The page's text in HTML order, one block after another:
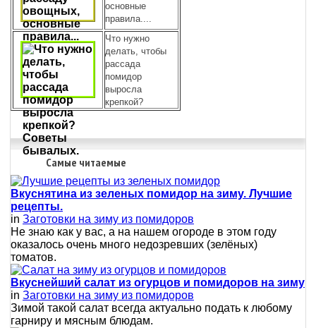
основные
правила....
Что нужно
делать, чтобы
рассада
помидор
выросла
крепкой?
Самые читаемые
Вкуснятина из зеленых помидор на зиму. Лучшие
рецепты.
in Заготовки на зиму из помидоров
Не знаю как у вас, а на нашем огороде в этом году
оказалось очень много недозревших (зелёных)
томатов.
Вкуснейший салат из огурцов и помидоров на зиму
in Заготовки на зиму из помидоров
Зимой такой салат всегда актуально подать к любому
гарниру и мясным блюдам.